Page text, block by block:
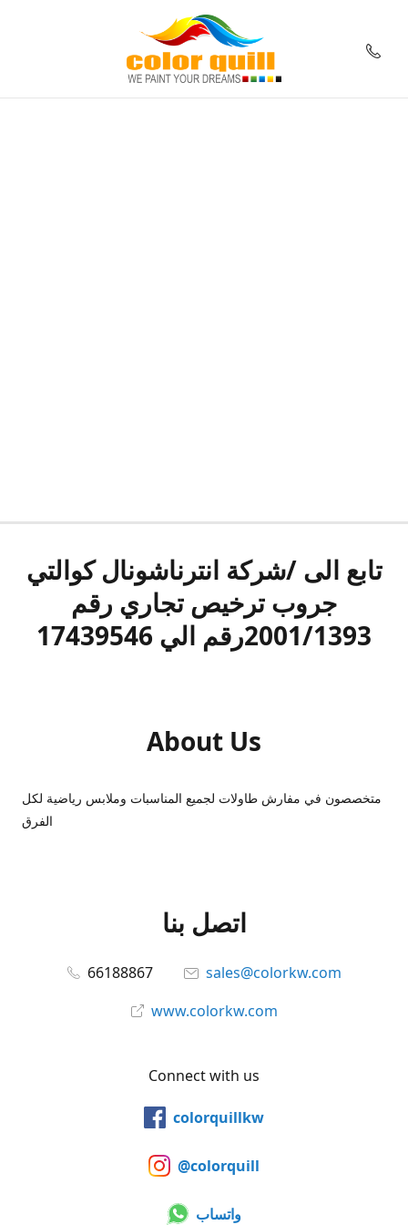
تابع الى /شركة انترناشونال كوالتي
جروب ترخيص تجاري رقم
2001/1393رقم الي 17439546
About Us
متخصصون في مفارش طاولات لجميع المناسبات وملابس رياضية لكل
الفرق
اتصل بنا
66188867
sales@colorkw.com
www.colorkw.com
Connect with us
colorquillkw
@colorquill
واتساب